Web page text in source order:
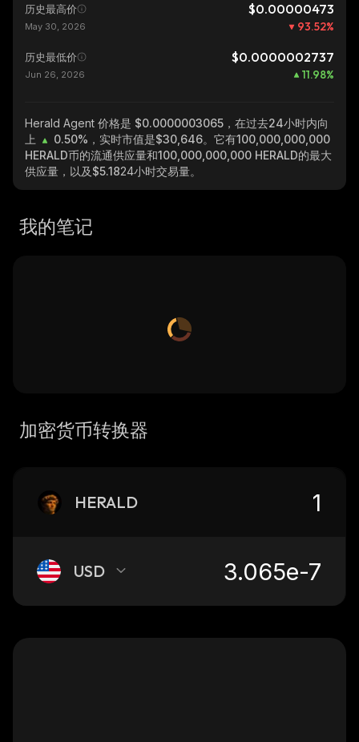
历史最高价 $0.00000473
May 30, 2026 93.52%
历史最低价 $0.0000002737
Jun 26, 2026 11.98%
Herald Agent 价格是 $0.0000003065，在过去24小时内向
上
0.50% ，实时市值是$30,646。它有100,000,000,000
HERALD币的流通供应量和100,000,000,000 HERALD的最大
供应量，以及$5.1824小时交易量。
我的笔记
加密货币转换器
HERALD
USD